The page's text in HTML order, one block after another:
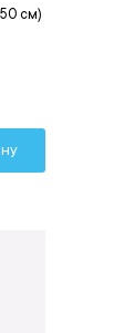
см)